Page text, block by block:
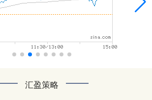
汇盈策略